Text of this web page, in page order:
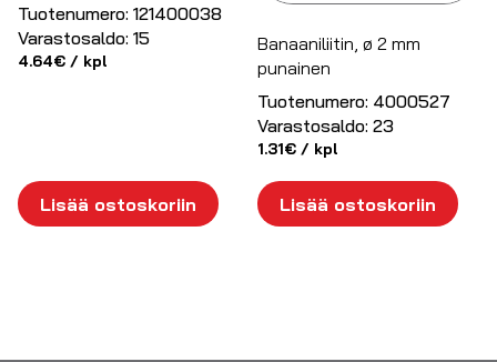
Tuotenumero: 121400038
Varastosaldo: 15
4.64€ / kpl
Lisää ostoskoriin
Banaaniliitin, ø 2 mm
punainen
Tuotenumero: 4000527
Varastosaldo: 23
1.31€ / kpl
Lisää ostoskoriin